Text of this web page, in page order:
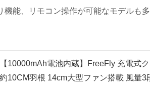
機能、リモコン操作が可能なモデルも
【10000mAh電池内蔵】FreeFly 充電式
約10CM羽根 14cm大型ファン搭載 風量